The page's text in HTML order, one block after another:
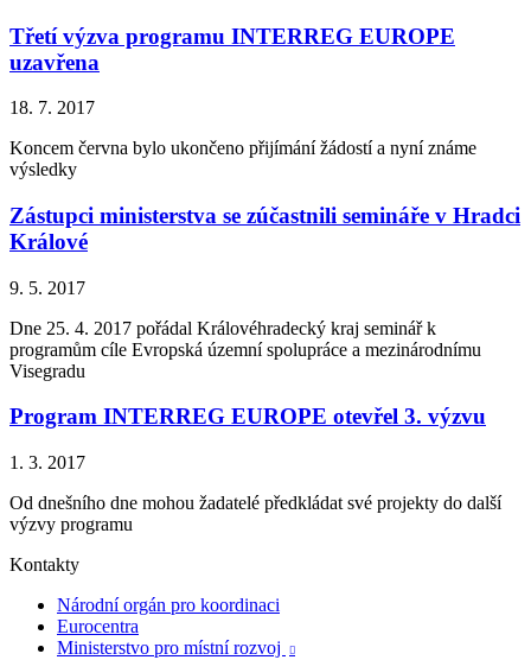
Třetí výzva programu INTERREG EUROPE
uzavřena
18. 7. 2017
Koncem června bylo ukončeno přijímání žádostí a nyní známe
výsledky
Zástupci ministerstva se zúčastnili semináře v Hradci
Králové
9. 5. 2017
Dne 25. 4. 2017 pořádal Královéhradecký kraj seminář k
programům cíle Evropská územní spolupráce a mezinárodnímu
Visegradu
Program INTERREG EUROPE otevřel 3. výzvu
1. 3. 2017
Od dnešního dne mohou žadatelé předkládat své projekty do další
výzvy programu
Kontakty
Národní orgán pro koordinaci
Eurocentra
Ministerstvo pro místní rozvoj
